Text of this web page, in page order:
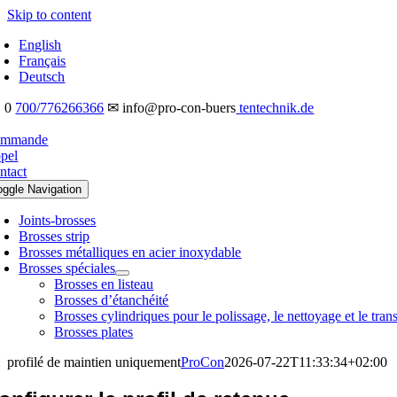
Skip to content
English
Français
Deutsch
700/776266366 ✉ info@pro-con-buers tentechnik.de
Navigation
Joints-brosses
Brosses strip
Brosses métalliques en acier inoxydable
Brosses spéciales
Brosses en listeau
Brosses d’étanchéité
Brosses cylindriques pour le polissage, le nettoyage et le
Brosses plates
profilé de maintien uniquementProCon2026-07-22T11:33:34+02:00